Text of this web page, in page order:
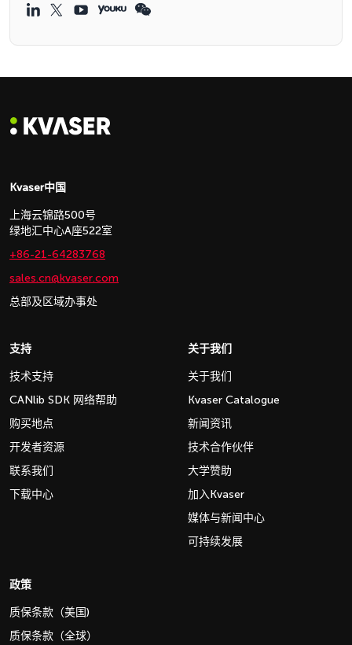
Kvaser中国
上海云锦路500号
绿地汇中心A座522室
+86-21-64283768
sales.cn@kvaser.com
总部及区域办事处
支持
技术支持
CANlib SDK 网络帮助
购买地点
开发者资源
联系我们
下载中心
关于我们
关于我们
Kvaser Catalogue
新闻资讯
技术合作伙伴
大学赞助
加入Kvaser
媒体与新闻中心
可持续发展
政策
质保条款（美国)
质保条款（全球）